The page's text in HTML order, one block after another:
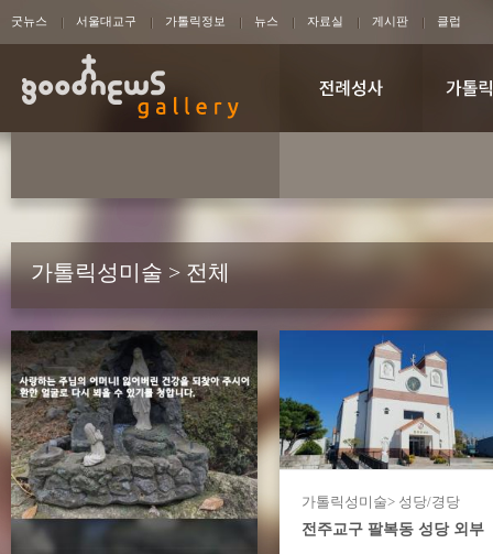
굿뉴스 서울대교구 가톨릭정보 뉴스 자료실 게시판 클럽
가톨릭성미술 > 전체
가톨릭성미술> 성당/경당
전주교구 팔복동 성당 외부